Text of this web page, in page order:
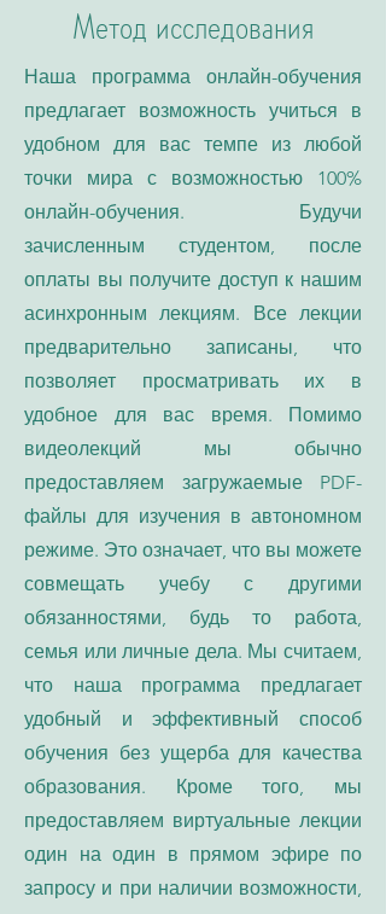
Метод исследования
Наша программа онлайн-обучения
предлагает возможность учиться в
удобном для вас темпе из любой
точки мира с возможностью 100%
онлайн-обучения. Будучи
зачисленным студентом, после
оплаты вы получите доступ к нашим
асинхронным лекциям. Все лекции
предварительно записаны, что
позволяет просматривать их в
удобное для вас время. Помимо
видеолекций мы обычно
предоставляем загружаемые PDF-
файлы для изучения в автономном
режиме. Это означает, что вы можете
совмещать учебу с другими
обязанностями, будь то работа,
семья или личные дела. Мы считаем,
что наша программа предлагает
удобный и эффективный способ
обучения без ущерба для качества
образования. Кроме того, мы
предоставляем виртуальные лекции
один на один в прямом эфире по
запросу и при наличии возможности,